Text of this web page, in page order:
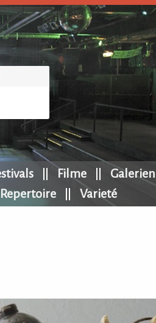
Filme Galerien
Repertoire Varieté